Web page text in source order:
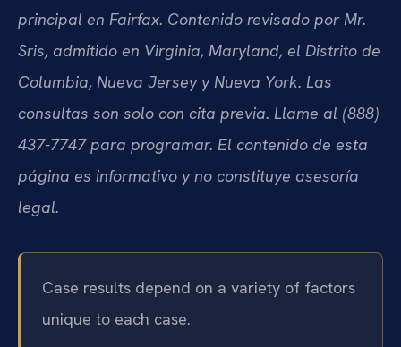
principal en Fairfax. Contenido revisado por Mr.
Sris, admitido en Virginia, Maryland, el Distrito de
Columbia, Nueva Jersey y Nueva York. Las
consultas son solo con cita previa. Llame al (888)
437-7747 para programar. El contenido de esta
página es informativo y no constituye asesoría
legal.
Case results depend on a variety of factors
unique to each case.